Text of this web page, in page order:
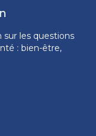
les questions
: bien-être,